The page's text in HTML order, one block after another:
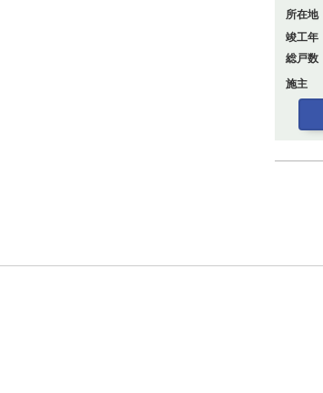
所在地
竣工年
総戸数
施主